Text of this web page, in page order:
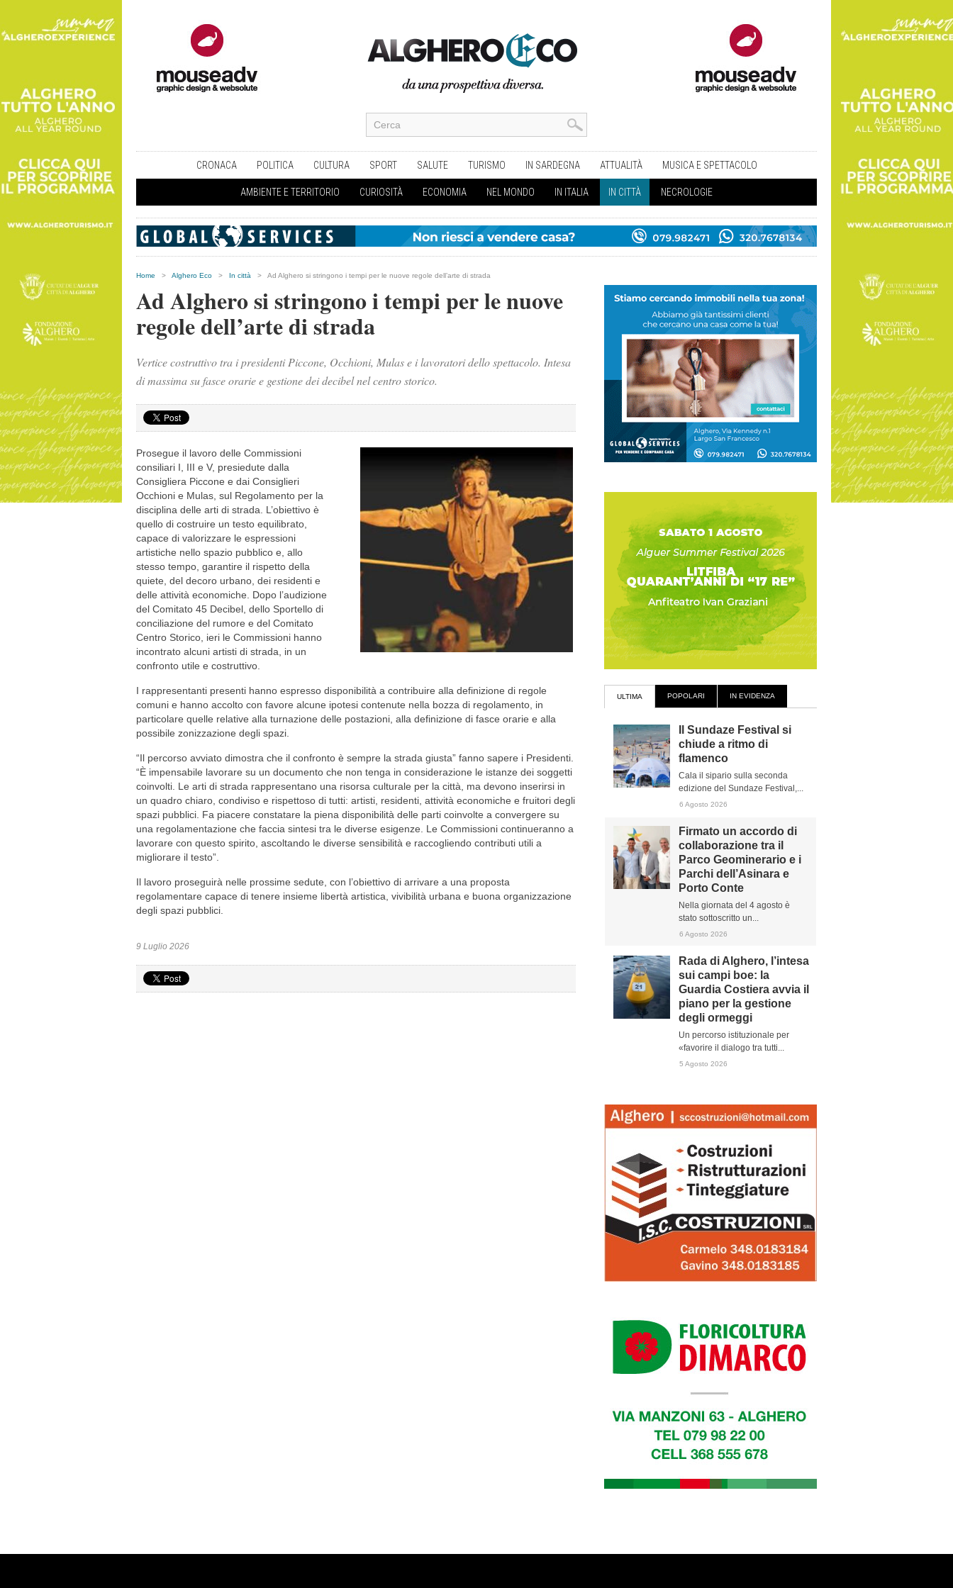
CRONACA POLITICA CULTURA SPORT SALUTE TURISMO IN SARDEGNA ATTUALITÀ MUSICA E SPETTACOLO
AMBIENTE E TERRITORIO CURIOSITÀ ECONOMIA NEL MONDO IN ITALIA IN CITTÀ NECROLOGIE
Home > Alghero Eco > In città > Ad Alghero si stringono i tempi per le nuove regole dell’arte di strada
Ad Alghero si stringono i tempi per le nuove
regole dell’arte di strada
Vertice costruttivo tra i presidenti Piccone, Occhioni, Mulas e i lavoratori dello spettacolo. Intesa
di massima su fasce orarie e gestione dei decibel nel centro storico.
Prosegue il lavoro delle Commissioni
consiliari I, III e V, presiedute dalla
Consigliera Piccone e dai Consiglieri
Occhioni e Mulas, sul Regolamento per la
disciplina delle arti di strada. L’obiettivo è
quello di costruire un testo equilibrato,
capace di valorizzare le espressioni
artistiche nello spazio pubblico e, allo
stesso tempo, garantire il rispetto della
quiete, del decoro urbano, dei residenti e
delle attività economiche. Dopo l’audizione
del Comitato 45 Decibel, dello Sportello di
conciliazione del rumore e del Comitato
Centro Storico, ieri le Commissioni hanno
incontrato alcuni artisti di strada, in un
confronto utile e costruttivo.
I rappresentanti presenti hanno espresso disponibilità a contribuire alla definizione di regole
comuni e hanno accolto con favore alcune ipotesi contenute nella bozza di regolamento, in
particolare quelle relative alla turnazione delle postazioni, alla definizione di fasce orarie e alla
possibile zonizzazione degli spazi.
“Il percorso avviato dimostra che il confronto è sempre la strada giusta” fanno sapere i Presidenti.
“È impensabile lavorare su un documento che non tenga in considerazione le istanze dei soggetti
coinvolti. Le arti di strada rappresentano una risorsa culturale per la città, ma devono inserirsi in
un quadro chiaro, condiviso e rispettoso di tutti: artisti, residenti, attività economiche e fruitori degli
spazi pubblici. Fa piacere constatare la piena disponibilità delle parti coinvolte a convergere su
una regolamentazione che faccia sintesi tra le diverse esigenze. Le Commissioni continueranno a
lavorare con questo spirito, ascoltando le diverse sensibilità e raccogliendo contributi utili a
migliorare il testo”.
Il lavoro proseguirà nelle prossime sedute, con l’obiettivo di arrivare a una proposta
regolamentare capace di tenere insieme libertà artistica, vivibilità urbana e buona organizzazione
degli spazi pubblici.
9 Luglio 2026
ULTIMA POPOLARI IN EVIDENZA
Il Sundaze Festival si
chiude a ritmo di
flamenco
Cala il sipario sulla seconda
edizione del Sundaze Festival,...
6 Agosto 2026
Firmato un accordo di
collaborazione tra il
Parco Geominerario e i
Parchi dell’Asinara e
Porto Conte
Nella giornata del 4 agosto è
stato sottoscritto un...
6 Agosto 2026
Rada di Alghero, l’intesa
sui campi boe: la
Guardia Costiera avvia il
piano per la gestione
degli ormeggi
Un percorso istituzionale per
«favorire il dialogo tra tutti...
5 Agosto 2026